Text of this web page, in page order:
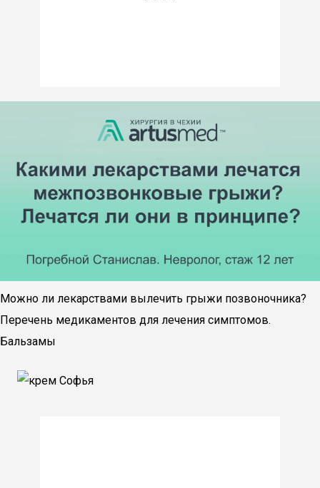
Можно ли лекарствами вылечить грыжи позвоночника?
Перечень медикаментов для лечения симптомов.
Бальзамы